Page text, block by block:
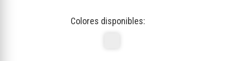
Colores disponibles: